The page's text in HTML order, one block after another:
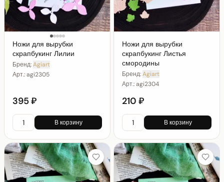
Ножи для вырубки
скрапбукинг Лилии
Бренд:Agiart
Арт.:agi2305
395 ₽
В корзину
Ножи для вырубки
скрапбукинг Листья
смородины
Бренд:Agiart
Арт.:agi2304
210 ₽
В корзину